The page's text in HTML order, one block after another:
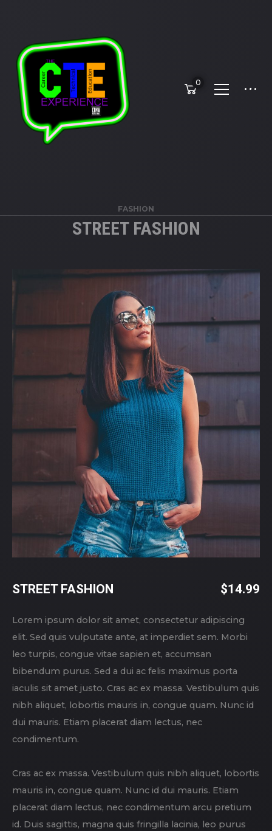
0
FASHION
STREET FASHION
STREET FASHION $14.99
Lorem ipsum dolor sit amet, consectetur adipiscing
elit. Sed quis vulputate ante, at imperdiet sem. Morbi
leo turpis, congue vitae sapien et, accumsan
bibendum purus. Sed a dui ac felis maximus porta
iaculis sit amet justo. Cras ac ex massa. Vestibulum quis
nibh aliquet, lobortis mauris in, congue quam. Nunc id
dui mauris. Etiam placerat diam lectus, nec
condimentum.
Cras ac ex massa. Vestibulum quis nibh aliquet, lobortis
mauris in, congue quam. Nunc id dui mauris. Etiam
placerat diam lectus, nec condimentum arcu pretium
id. Duis sagittis, magna quis fringilla lacinia, leo purus